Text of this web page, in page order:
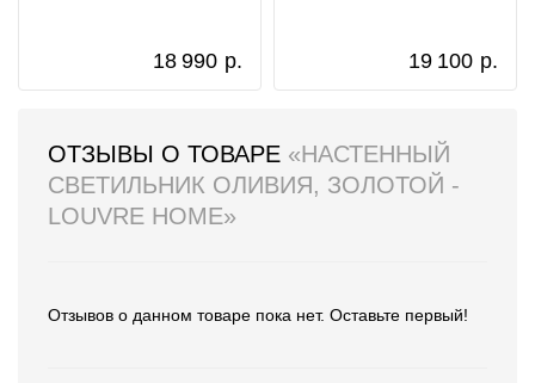
18 990 р. 19 100 р.
ОТЗЫВЫ О ТОВАРЕ «НАСТЕННЫЙ
СВЕТИЛЬНИК ОЛИВИЯ, ЗОЛОТОЙ -
LOUVRE HOME»
Отзывов о данном товаре пока нет. Оставьте первый!